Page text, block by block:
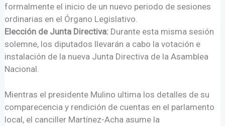
formalmente el inicio de un nuevo periodo de sesiones
ordinarias en el Órgano Legislativo.
Elección de Junta Directiva: Durante esta misma sesión
solemne, los diputados llevarán a cabo la votación e
instalación de la nueva Junta Directiva de la Asamblea
Nacional.
Mientras el presidente Mulino ultima los detalles de su
comparecencia y rendición de cuentas en el parlamento
local, el canciller Martínez-Acha asume la